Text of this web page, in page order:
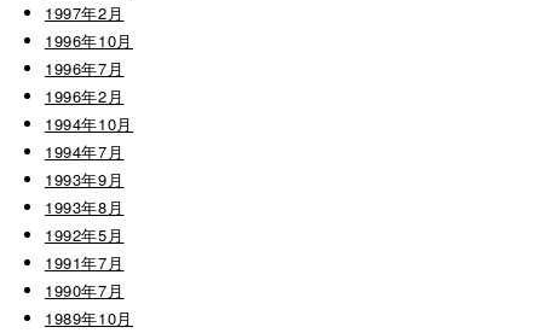
1997年2月
1996年10月
1996年7月
1996年2月
1994年10月
1994年7月
1993年9月
1993年8月
1992年5月
1991年7月
1990年7月
1989年10月